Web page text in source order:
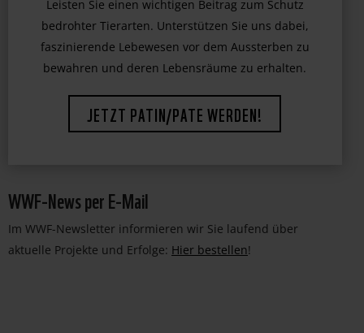
Leisten Sie einen wichtigen Beitrag zum Schutz
bedrohter Tierarten. Unterstützen Sie uns dabei,
faszinierende Lebewesen vor dem Aussterben zu
bewahren und deren Lebensräume zu erhalten.
JETZT PATIN/PATE WERDEN!
WWF-News per E-Mail
Im WWF-Newsletter informieren wir Sie laufend über
aktuelle Projekte und Erfolge: Hier bestellen!